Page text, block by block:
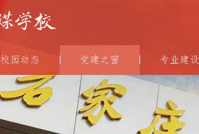
校园动态 党建之窗 专业建设